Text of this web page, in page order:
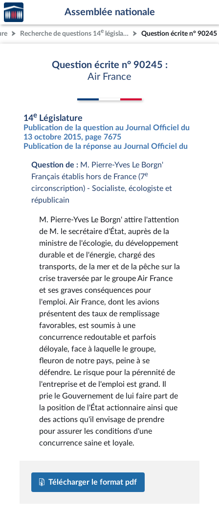
Aller au contenu
Aller en bas de la page
Accèder
à la
page
d'accueil
Assemblée nationale
Recherche de questions 14e législature Question écrite n° 90245
Question écrite n° 90245 :
Air France
14e Législature
Publication de la question au Journal Officiel du
13 octobre 2015, page 7675
Publication de la réponse au Journal Officiel du
Question de : M. Pierre-Yves Le Borgn'
Français établis hors de France (7e
circonscription) - Socialiste, écologiste et
républicain
M. Pierre-Yves Le Borgn' attire l'attention
de M. le secrétaire d'État, auprès de la
ministre de l'écologie, du développement
durable et de l'énergie, chargé des
transports, de la mer et de la pêche sur la
crise traversée par le groupe Air France
et ses graves conséquences pour
l'emploi. Air France, dont les avions
présentent des taux de remplissage
favorables, est soumis à une
concurrence redoutable et parfois
déloyale, face à laquelle le groupe,
fleuron de notre pays, peine à se
défendre. Le risque pour la pérennité de
l'entreprise et de l'emploi est grand. Il
prie le Gouvernement de lui faire part de
la position de l'État actionnaire ainsi que
des actions qu'il envisage de prendre
pour assurer les conditions d'une
concurrence saine et loyale.
Télécharger le format pdf